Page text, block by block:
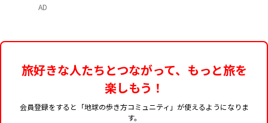
AD
旅好きな人たちとつながって、もっと旅を
楽しもう！
会員登録をすると「地球の歩き方コミュニティ」が使えるようになりま
す。